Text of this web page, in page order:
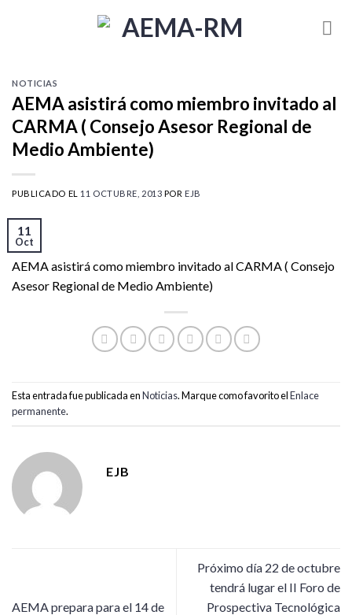
NOTICIAS
AEMA asistirá como miembro invitado al
CARMA ( Consejo Asesor Regional de
Medio Ambiente)
PUBLICADO EL 11 OCTUBRE, 2013 POR EJB
11
Oct
AEMA asistirá como miembro invitado al CARMA ( Consejo
Asesor Regional de Medio Ambiente)
Esta entrada fue publicada enNoticias. Marque como favorito elEnlace
permanente.
EJB
AEMA prepara para el 14 de
Próximo día 22 de octubre
tendrá lugar el II Foro de
Prospectiva Tecnológica